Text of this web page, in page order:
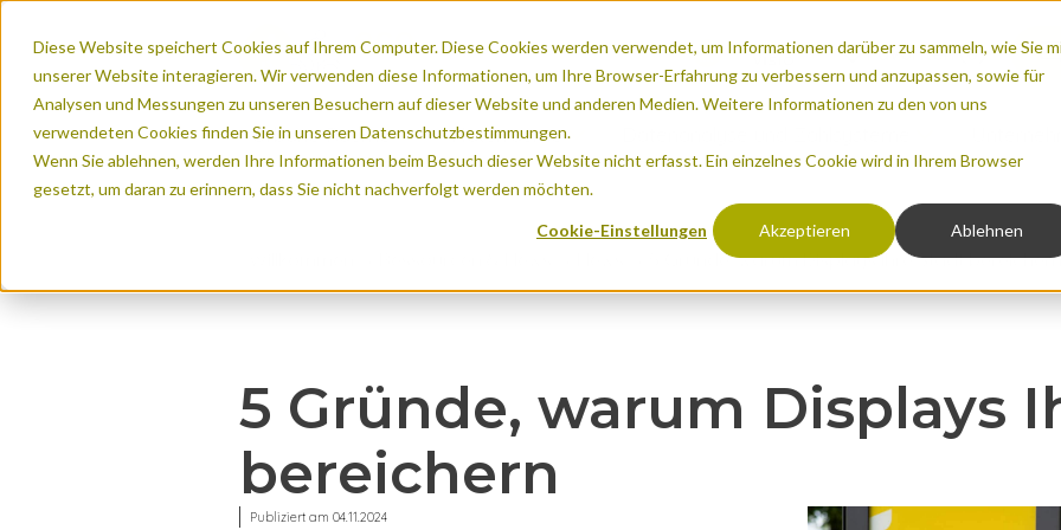
Diese Website speichert Cookies auf Ihrem Computer. Diese Cookies werden verwendet, um Informationen darüber zu sammeln, wie Sie
unserer Website interagieren. Wir verwenden diese Informationen, um Ihre Browser-Erfahrung zu verbessern und anzupassen, sowie für
Analysen und Messungen zu unseren Besuchern auf dieser Website und anderen Medien. Weitere Informationen zu den von uns
verwendeten Cookies finden Sie in unseren Datenschutzbestimmungen.
Wenn Sie ablehnen, werden Ihre Informationen beim Besuch dieser Website nicht erfasst. Ein einzelnes Cookie wird in Ihrem Browser
gesetzt, um daran zu erinnern, dass Sie nicht nachverfolgt werden möchten.
Cookie-Einstellungen Akzeptieren Ablehnen
Favoriten(0)
Urbane Räume
Nachhaltige Mobilität
Vision Zero
Naturräume
Messung der wirtschaftlichen Auswirkungen
Referenzen von Kunden
Urbane Räume
FAQ
5 Gründe, warum Displays Ihre Stadt bereichern
5 Gründe, warum Displays
bereichern
Publiziert am 04.11.2024